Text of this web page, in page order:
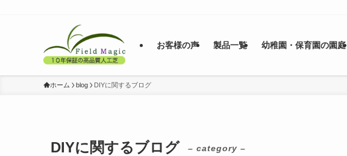
お客様の声 製品一覧 幼稚園・保育園の園庭
ホーム blog DIYに関するブログ
DIYに関するブログ – category –